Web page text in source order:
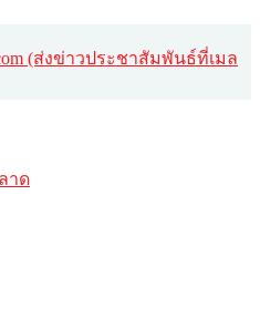
(ส่งข่าวประชาสัมพันธ์ที่เมล
าด